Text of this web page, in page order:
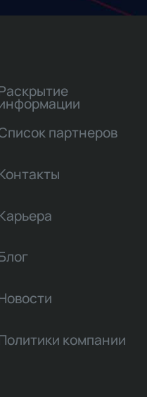
партнеров
компании